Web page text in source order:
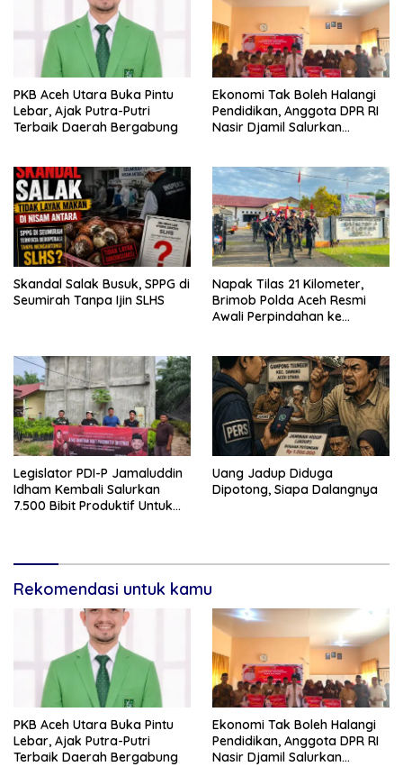
PKB Aceh Utara Buka Pintu
Lebar, Ajak Putra-Putri
Terbaik Daerah Bergabung
Ekonomi Tak Boleh Halangi
Pendidikan, Anggota DPR RI
Nasir Djamil Salurkan
Skandal Salak Busuk, SPPG di
Seumirah Tanpa Ijin SLHS
Napak Tilas 21 Kilometer,
Brimob Polda Aceh Resmi
Awali Perpindahan ke
Legislator PDI-P Jamaluddin
Idham Kembali Salurkan
7.500 Bibit Produktif Untuk
Uang Jadup Diduga
Dipotong, Siapa Dalangnya
Rekomendasi untuk kamu
PKB Aceh Utara Buka Pintu
Lebar, Ajak Putra-Putri
Terbaik Daerah Bergabung
Ekonomi Tak Boleh Halangi
Pendidikan, Anggota DPR RI
Nasir Djamil Salurkan